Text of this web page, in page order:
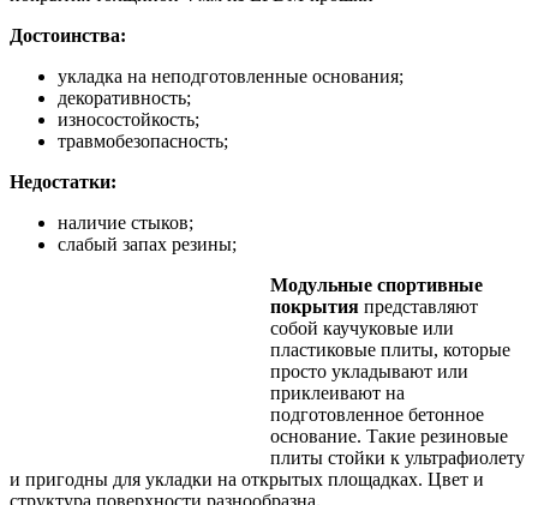
Достоинства:
укладка на неподготовленные основания;
декоративность;
износостойкость;
травмобезопасность;
Недостатки:
наличие стыков;
слабый запах резины;
Модульные спортивные
покрытия представляют
собой каучуковые или
пластиковые плиты, которые
просто укладывают или
приклеивают на
подготовленное бетонное
основание. Такие резиновые
плиты стойки к ультрафиолету
и пригодны для укладки на открытых площадках. Цвет и